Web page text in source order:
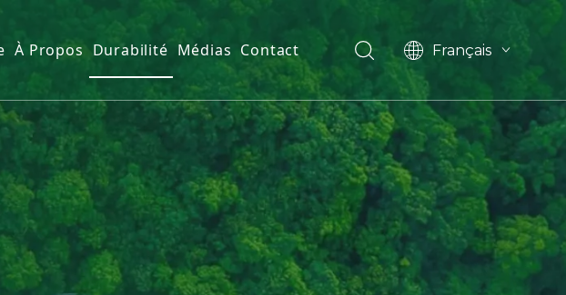
À Propos Durabilité Médias Contact
Français
English
العربية
Pусский
Español
Português
Deutsch
한국어
Filipino
românesc